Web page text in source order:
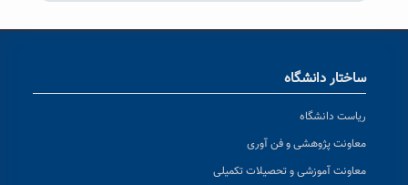
ساختار دانشگاه
ریاست دانشگاه
معاونت پژوهشی و فن آوری
معاونت آموزشی و تحصیلات تکمیلی